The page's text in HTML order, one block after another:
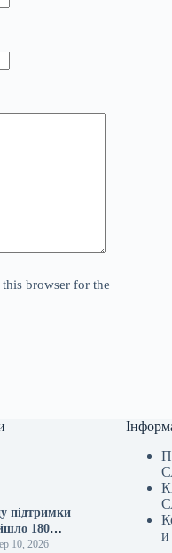
browser for the
підтримки
180
донорів.
10, 2026
и